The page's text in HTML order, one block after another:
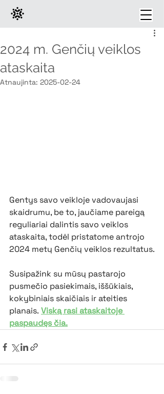
2024 m. Genčių veiklos
ataskaita
Atnaujinta: 2025-02-24
Gentys savo veikloje vadovaujasi
skaidrumu, be to, jaučiame pareigą
reguliariai dalintis savo veiklos
ataskaita, todėl pristatome antrojo
2024 metų Genčių veiklos rezultatus.
Susipažink su mūsų pastarojo
pusmečio pasiekimais, iššūkiais,
kokybiniais skaičiais ir ateities
planais. Viską rasi ataskaitoje
paspaudęs čia.